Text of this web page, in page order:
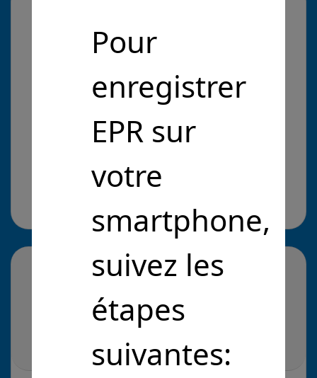
Développer les alternatives aux pesticides
Pour
enregistrer
EPR sur
votre
smartphone,
suivez les
étapes
suivantes: